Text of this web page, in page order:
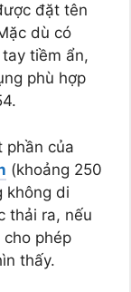
đặt tên
dù có
tiềm ẩn,
phù hợp
phần của
(khoảng 250
không di
thải ra, nếu
phép
thấy.